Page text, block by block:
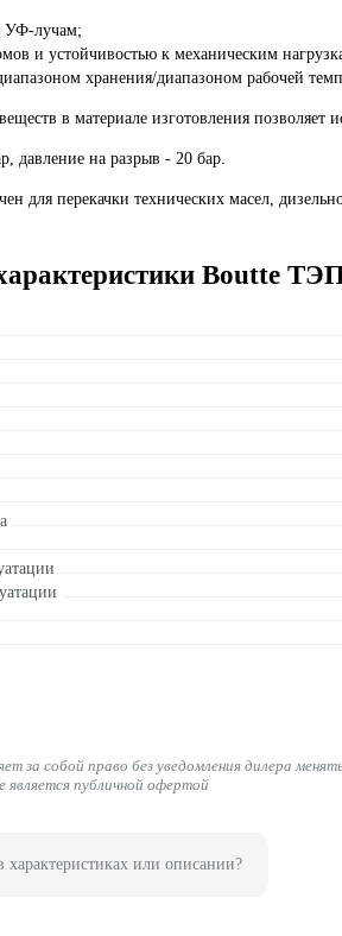
УФ-лучам;
и устойчивостью к механическим
хранения/диапазоном рабочей
в материале изготовления позволяет
давление на разрыв - 20 бар.
для перекачки технических масел,
Boutte
за собой право без уведомления дилера
является публичной офертой
или описании?